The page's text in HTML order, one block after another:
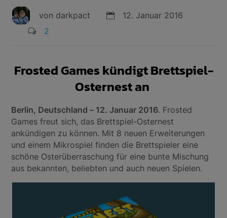
von darkpact
12. Januar 2016
2
Frosted Games kündigt Brettspiel-
Osternest an
Berlin, Deutschland – 12. Januar 2016. Frosted
Games freut sich, das Brettspiel-Osternest
ankündigen zu können. Mit 8 neuen Erweiterungen
und einem Mikrospiel finden die Brettspieler eine
schöne Osterüberraschung für eine bunte Mischung
aus bekannten, beliebten und auch neuen Spielen.